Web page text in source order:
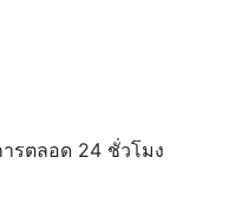
รตลอด 24 ชั่วโมง